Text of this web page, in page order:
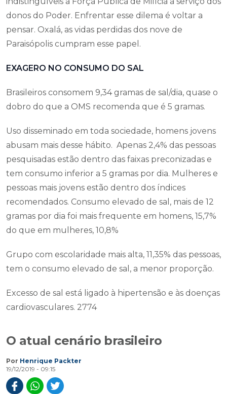
donos do Poder. Enfrentar esse dilema é voltar a
pensar. Oxalá, as vidas perdidas dos nove de
Paraisópolis cumpram esse papel.
EXAGERO NO CONSUMO DO SAL
Brasileiros consomem 9,34 gramas de sal/dia, quase o
dobro do que a OMS recomenda que é 5 gramas.
Uso disseminado em toda sociedade, homens jovens
abusam mais desse hábito. Apenas 2,4% das pessoas
pesquisadas estão dentro das faixas preconizadas e
tem consumo inferior a 5 gramas por dia. Mulheres e
pessoas mais jovens estão dentro dos índices
recomendados. Consumo elevado de sal, mais de 12
gramas por dia foi mais frequente em homens, 15,7%
do que em mulheres, 10,8%
Grupo com escolaridade mais alta, 11,35% das pessoas,
tem o consumo elevado de sal, a menor proporção.
Excesso de sal está ligado à hipertensão e às doenças
cardiovasculares. 2774
O atual cenário brasileiro
Por Henrique Packter
19/12/2019 - 09:15